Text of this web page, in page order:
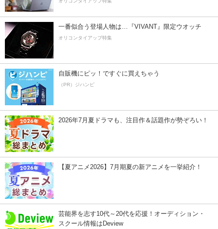
一番似合う登場人物は…『VIVANT』限定ウオッチ
オリコンタイアップ特集
自販機にピッ！ですぐに買えちゃう
（PR）ジハンピ
2026年7月夏ドラマも、注目作＆話題作が勢ぞろい！
【夏アニメ2026】7月期夏の新アニメを一挙紹介！
芸能界を志す10代～20代を応援！オーディション・
スクール情報はDeview